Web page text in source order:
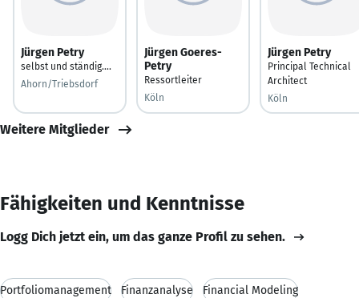
Jürgen Petry
selbst und ständig....
Ahorn/Triebsdorf
Jürgen Goeres-
Petry
Ressortleiter
Köln
Jürgen Petry
Principal Technical
Architect
Köln
Weitere Mitglieder
Fähigkeiten und Kenntnisse
Logg Dich jetzt ein, um das ganze Profil zu sehen.
Portfoliomanagement Finanzanalyse Financial Modeling